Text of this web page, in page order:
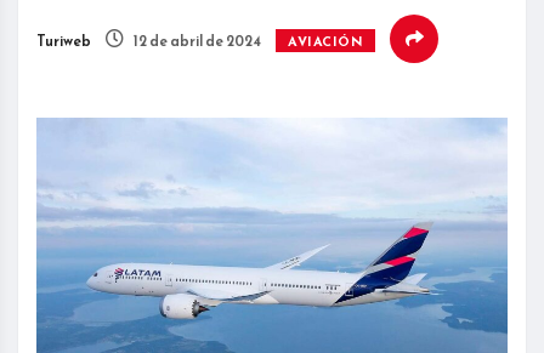
Turiweb 12 de abril de 2024 AVIACIÓN